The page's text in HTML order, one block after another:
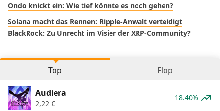
Ondo knickt ein: Wie tief könnte es noch gehen?
Solana macht das Rennen: Ripple-Anwalt verteidigt
BlackRock: Zu Unrecht im Visier der XRP-Community?
Top Flop
Audiera
2,22 €
18.40%